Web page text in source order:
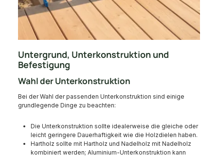
Untergrund, Unterkonstruktion und
Befestigung
Wahl der Unterkonstruktion
Bei der Wahl der passenden Unterkonstruktion sind einige
grundlegende Dinge zu beachten:
Die Unterkonstruktion sollte idealerweise die gleiche oder
leicht geringere Dauerhaftigkeit wie die Holzdielen haben.
Hartholz sollte mit Hartholz und Nadelholz mit Nadelholz
kombiniert werden; Aluminium-Unterkonstruktion kann